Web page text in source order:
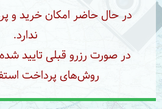
در حال حاضر امکان خرید و
ندارد.
در صورت رزرو قبلی تایید
روش‌های پرداخت